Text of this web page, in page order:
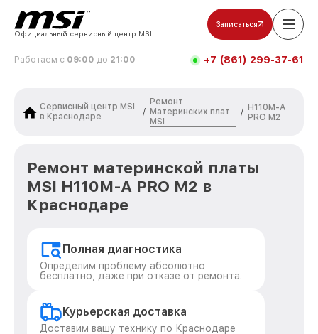
Официальный сервисный центр MSI
Записаться
Работаем с 09:00 до 21:00 +7 (861) 299-37-61
Сервисный центр MSI
в Краснодаре
/
Ремонт
Материнских плат
MSI
/ H110M-A
PRO M2
Ремонт материнской платы
MSI H110M-A PRO M2 в
Краснодаре
Полная диагностика
Определим проблему абсолютно
бесплатно, даже при отказе от ремонта.
Курьерская доставка
Доставим вашу технику по Краснодаре